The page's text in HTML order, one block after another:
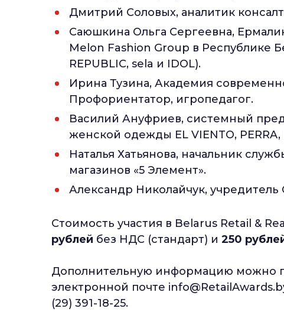
Дмитрий Соловых, аналитик
Саюшкина Ольга Сергеевна,
Melon Fashion Group в Республике
REPUBLIC, sela и IDOL).
Ирина Тузина, Академия
Профориентатор, игропедагог.
Василий Ануфриев, системный
женской одежды EL VIENTO, PERRA,
Наталья Хатьянова, начальник
магазинов «5 Элемент».
Александр Николайчук, учредитель
Стоимость участия в Belarus Retail &
рублей без НДС (стандарт) и 250
Дополнительную информацию можно
электронной почте
(29) 391-18-25.